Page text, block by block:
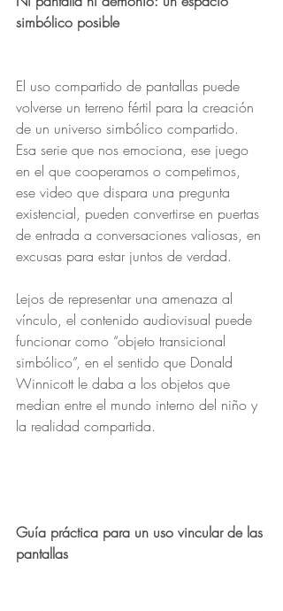
simbólico posible
El uso compartido de pantallas puede
volverse un terreno fértil para la creación
de un universo simbólico compartido.
Esa serie que nos emociona, ese juego
en el que cooperamos o competimos,
ese video que dispara una pregunta
existencial, pueden convertirse en puertas
de entrada a conversaciones valiosas, en
excusas para estar juntos de verdad.
Lejos de representar una amenaza al
vínculo, el contenido audiovisual puede
funcionar como “objeto transicional
simbólico”, en el sentido que Donald
Winnicott le daba a los objetos que
median entre el mundo interno del niño y
la realidad compartida.
Guía práctica para un uso vincular de las
pantallas